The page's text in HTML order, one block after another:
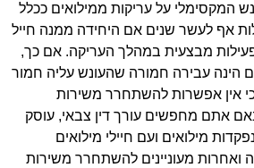
המקסימלי על עריקות ממילואים ככלל
אף לעשר שנים אם היחידה ממנה חייל
מבצעית במהלך העריקה. אם כך,
הינה עבירה חמורה שהעונש עליה חמור
אין אפשרות להשתחרר משירות
אתם מחפשים עורך דין צבאי, עוסק
מילואים ועם חיילי מילואים
ואחרות מעוניינים להשתחרר משירות